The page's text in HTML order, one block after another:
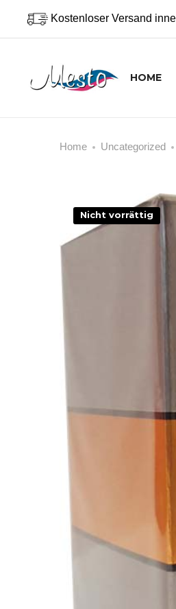
Kostenloser Versand
HOME
Home Uncategorized
Nicht vorrättig